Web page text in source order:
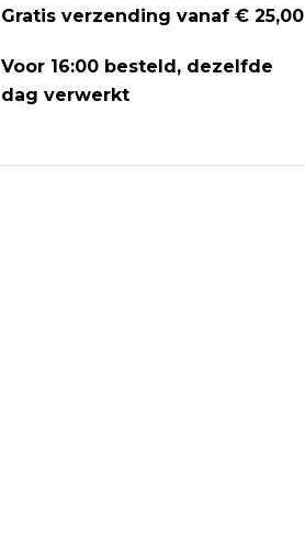
Gratis verzending vanaf € 25,00
Voor 16:00 besteld, dezelfde
dag verwerkt